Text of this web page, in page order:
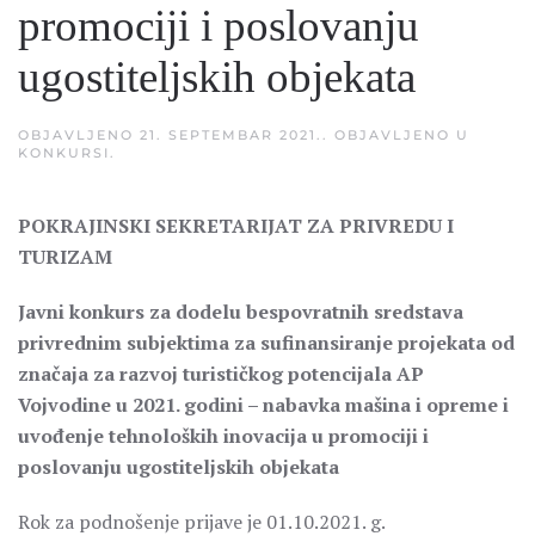
promociji i poslovanju
ugostiteljskih objekata
OBJAVLJENO 21. SEPTEMBAR 2021. . OBJAVLJENO U
KONKURSI .
POKRAJINSKI SEKRETARIJAT ZA PRIVREDU I
TURIZAM
Javni konkurs za dodelu bespovratnih sredstava
privrednim subjektima za sufinansiranje projekata od
značaja za razvoj turističkog potencijala AP
Vojvodine u 2021. godini – nabavka mašina i opreme i
uvođenje tehnoloških inovacija u promociji i
poslovanju ugostiteljskih objekata
Rok za podnošenje prijave je 01.10.2021. g.